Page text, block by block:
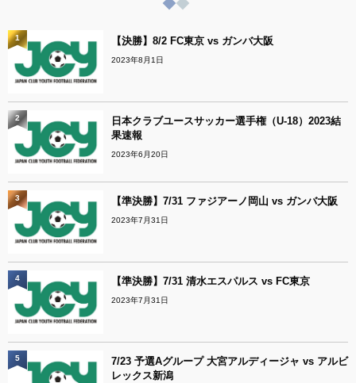
【決勝】8/2 FC東京 vs ガンバ大阪
2023年8月1日
1
日本クラブユースサッカー選手権（U-18）2023結
果速報
2023年6月20日
2
【準決勝】7/31 ファジアーノ岡山 vs ガンバ大阪
2023年7月31日
3
【準決勝】7/31 清水エスパルス vs FC東京
2023年7月31日
4
7/23 予選Aグループ 大宮アルディージャ vs アルビ
レックス新潟
5